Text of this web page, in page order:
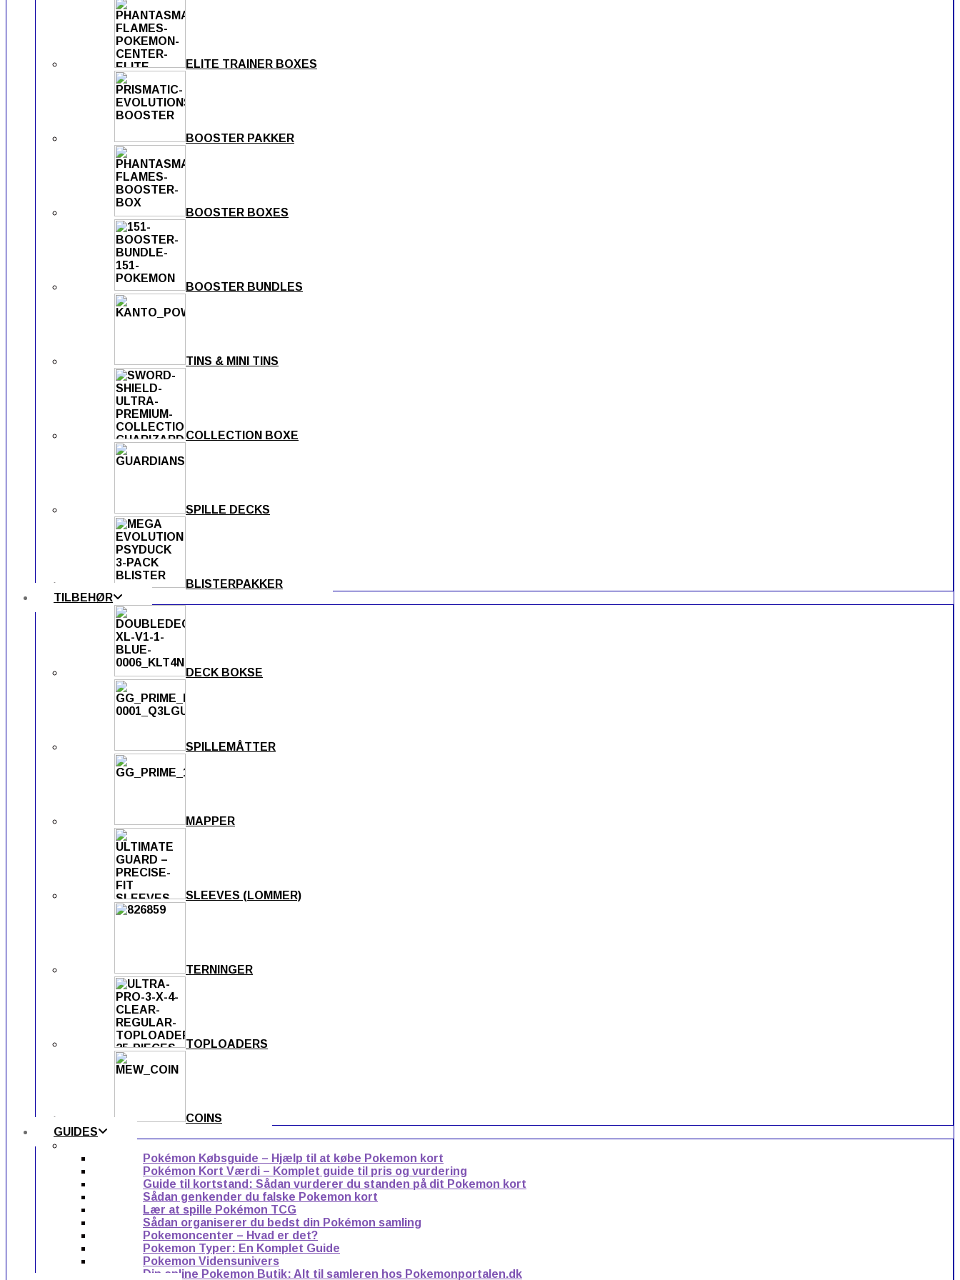
ELITE TRAINER BOXES
BOOSTER PAKKER
BOOSTER BOXES
BOOSTER BUNDLES
TINS & MINI TINS
COLLECTION BOXE
SPILLE DECKS
BLISTERPAKKER
TILBEHØR
DECK BOKSE
SPILLEMÅTTER
MAPPER
SLEEVES (LOMMER)
TERNINGER
TOPLOADERS
COINS
GUIDES
Pokémon Købsguide – Hjælp til at købe Pokemon kort
Pokémon Kort Værdi – Komplet guide til pris og vurdering
Guide til kortstand: Sådan vurderer du standen på dit Pokemon kort
Sådan genkender du falske Pokemon kort
Lær at spille Pokémon TCG
Sådan organiserer du bedst din Pokémon samling
Pokemoncenter – Hvad er det?
Pokemon Typer: En Komplet Guide
Pokemon Vidensunivers
Din online Pokemon Butik: Alt til samleren hos Pokemonportalen.dk